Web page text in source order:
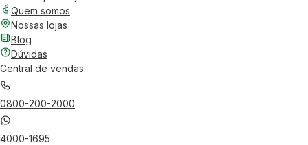
Quem somos
Nossas lojas
Blog
Dúvidas
Central de vendas
0800-200-2000
4000-1695